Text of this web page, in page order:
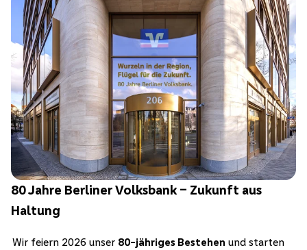
80 Jahre Berliner Volksbank – Zukunft aus
Haltung
Wir feiern 2026 unser 80-jähriges Bestehen und starten